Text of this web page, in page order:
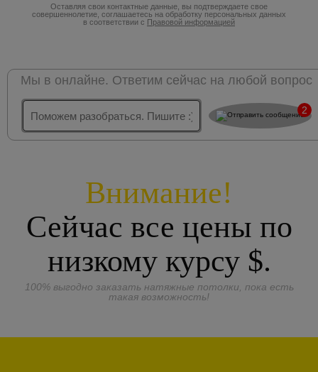
Оставляя свои контактные данные, вы подтверждаете свое
совершеннолетие, соглашаетесь на обработку персональных данных
в соответствии с Правовой информацией
Мы в онлайне. Ответим сейчас на любой вопрос
2
Внимание!
Сейчас все цены по
низкому курсу $.
100% выгодно заказать натяжные потолки, пока есть
такая возможность!